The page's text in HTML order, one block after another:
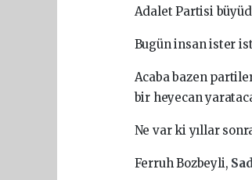
Adalet Partisi
Bugün insan ister
Acaba bazen
bir heyecan
Ne var ki yıllar
Ferruh Bozbeyli,